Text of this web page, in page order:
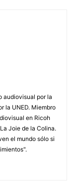
audiovisual por la
la UNED. Miembro
en Ricoh
Joie de la Colina.
el mundo sólo si